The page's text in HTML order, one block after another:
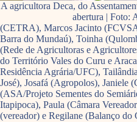
A agricultora Deca, do
abertura | Foto:
(CETRA), Marcos Jacinto
Barra do Mundaú), Toinha
(Rede de Agricultoras e
do Território Vales do Curu e
Residência Agrária/UFC),
José), Josafá (Agropolos),
(ASA/Projeto Sementes do
Itapipoca), Paula (Câmara
(vereador) e Regilane (Balanço do